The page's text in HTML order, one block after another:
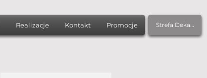
Realizacje Kontakt Promocje Strefa Dekarza